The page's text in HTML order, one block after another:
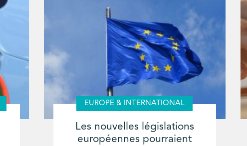
EUROPE & INTERNATIONAL
Les nouvelles législations
européennes pourraient